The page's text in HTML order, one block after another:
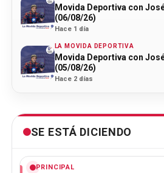
Movida Deportiva con
(06/08/26)
Hace 1 día
LA MOVIDA DEPORTIVA
Movida Deportiva con
(05/08/26)
Hace 2 días
SE ESTÁ DICIENDO
PRINCIPAL